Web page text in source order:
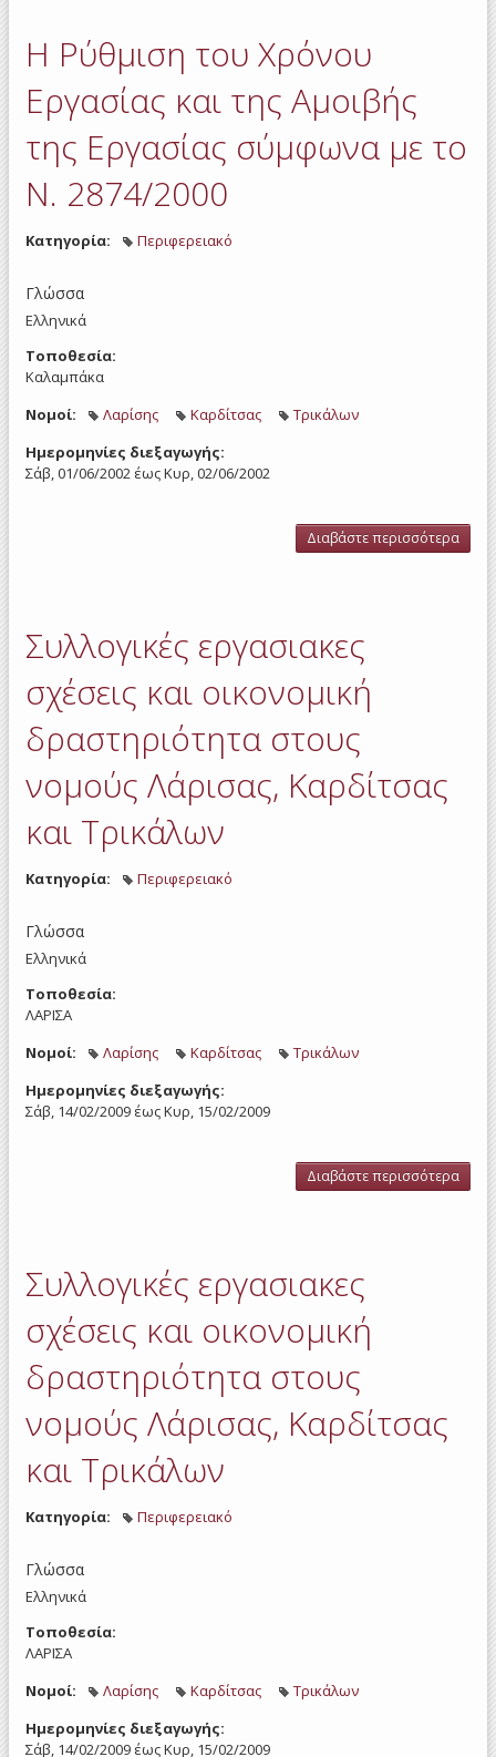
Η Ρύθμιση του Χρόνου
Εργασίας και της Αμοιβής
της Εργασίας σύμφωνα με το
Ν. 2874/2000
Κατηγορία: Περιφερειακό
Γλώσσα
Ελληνικά
Τοποθεσία:
Καλαμπάκα
Νομοί:
Λαρίσης Καρδίτσας
Τρικάλων
Ημερομηνίες διεξαγωγής:
Σάβ, 01/06/2002 έωςΚυρ, 02/06/2002
Διαβάστε περισσότερα
Συλλογικές εργασιακες
σχέσεις και οικονομική
δραστηριότητα στους
νομούς Λάρισας, Καρδίτσας
και Τρικάλων
Κατηγορία: Περιφερειακό
Γλώσσα
Ελληνικά
Τοποθεσία:
ΛΑΡΙΣΑ
Νομοί:
Λαρίσης Καρδίτσας
Τρικάλων
Ημερομηνίες διεξαγωγής:
Σάβ, 14/02/2009 έωςΚυρ, 15/02/2009
Διαβάστε περισσότερα
Συλλογικές εργασιακες
σχέσεις και οικονομική
δραστηριότητα στους
νομούς Λάρισας, Καρδίτσας
και Τρικάλων
Κατηγορία: Περιφερειακό
Γλώσσα
Ελληνικά
Τοποθεσία:
ΛΑΡΙΣΑ
Νομοί:
Λαρίσης Καρδίτσας
Τρικάλων
Ημερομηνίες διεξαγωγής:
Σάβ, 14/02/2009 έωςΚυρ, 15/02/2009